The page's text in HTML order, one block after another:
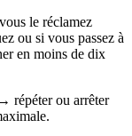
le réclamez
ou si vous passez à
en moins de dix
répéter ou arrêter